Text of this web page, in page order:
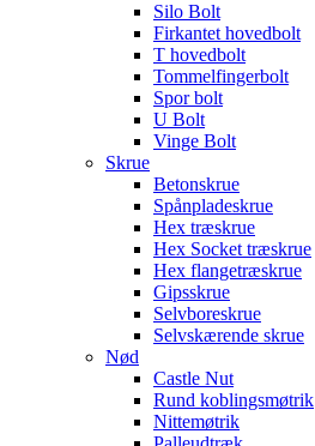
Silo Bolt
Firkantet hovedbolt
T hovedbolt
Tommelfingerbolt
Spor bolt
U Bolt
Vinge Bolt
Skrue
Betonskrue
Spånpladeskrue
Hex træskrue
Hex Socket træskrue
Hex flangetræskrue
Gipsskrue
Selvboreskrue
Selvskærende skrue
Nød
Castle Nut
Rund koblingsmøtrik
Nittemøtrik